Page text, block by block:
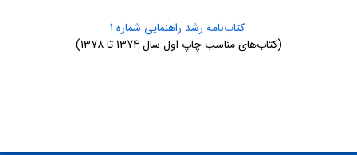
کتاب‌نامه رشد راهنمایی شماره 1
(کتاب‌های مناسب چاپ اول سال 1374 تا 1378)